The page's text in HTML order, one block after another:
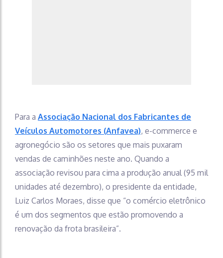
Para a Associação Nacional dos Fabricantes de
Veículos Automotores (Anfavea), e-commerce e
agronegócio são os setores que mais puxaram
vendas de caminhões neste ano. Quando a
associação revisou para cima a produção anual (95 mil
unidades até dezembro), o presidente da entidade,
Luiz Carlos Moraes, disse que “o comércio eletrônico
é um dos segmentos que estão promovendo a
renovação da frota brasileira”.